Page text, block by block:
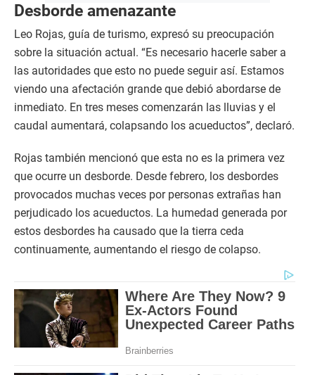
Desborde amenazante
Leo Rojas, guía de turismo, expresó su preocupación
sobre la situación actual. “Es necesario hacerle saber a
las autoridades que esto no puede seguir así. Estamos
viendo una afectación grande que debió abordarse de
inmediato. En tres meses comenzarán las lluvias y el
caudal aumentará, colapsando los acueductos”, declaró.
Rojas también mencionó que esta no es la primera vez
que ocurre un desborde. Desde febrero, los desbordes
provocados muchas veces por personas extrañas han
perjudicado los acueductos. La humedad generada por
estos desbordes ha causado que la tierra ceda
continuamente, aumentando el riesgo de colapso.